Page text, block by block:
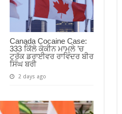
Canada Cocaine Case:
333 ਕਿੱਲੋ ਕੋਕੀਨ ਮਾਮਲੇ ’ਚ
ਟਰੱਕ ਡਰਾਈਵਰ ਰਾਵਿੰਦਰ ਬੀਰ
ਸਿੰਘ ਬਰੀ
2 days ago